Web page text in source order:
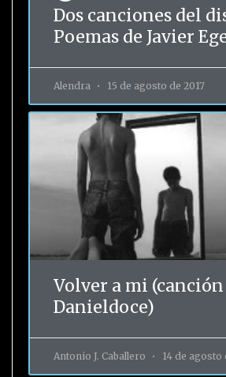
Dos canciones del
Poemas de Javier
Alendra 15 de agosto de 2017
Volver a mi (canción
Danieldoce)
Antonio J. Caballero 14 de agosto